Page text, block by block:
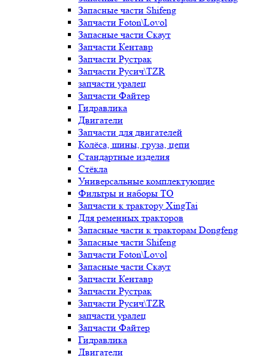
Запасные части Shifeng
Запчасти Foton\Lovol
Запасные части Скаут
Запчасти Кентавр
Запчасти Рустрак
Запчасти Русич\TZR
запчасти уралец
Запчасти Файтер
Гидравлика
Двигатели
Запчасти для двигателей
Колёса, шины, груза, цепи
Стандартные изделия
Стёкла
Универсальные комплектующие
Фильтры и наборы ТО
Запчасти к трактору XingTai
Для ременных тракторов
Запасные части к тракторам Dongfeng
Запасные части Shifeng
Запчасти Foton\Lovol
Запасные части Скаут
Запчасти Кентавр
Запчасти Рустрак
Запчасти Русич\TZR
запчасти уралец
Запчасти Файтер
Гидравлика
Двигатели